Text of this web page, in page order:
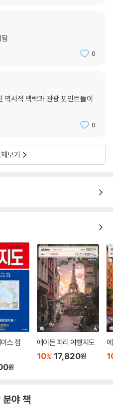
0
역사적 맥락과 관광 포인트들이
0
보기
스 접
원
에이든 파리 여행지도
10% 17,820원
야 책